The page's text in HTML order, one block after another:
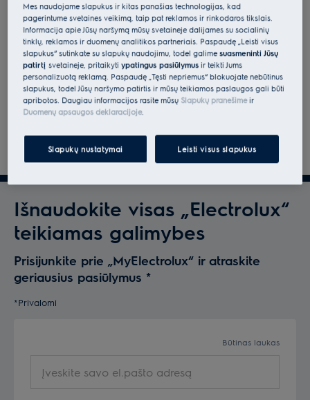
Išnaudokite visas „Electrolux“
teikiamas galimybes
Prisijunkite prie „MyElectrolux“ ir atraskite
geriausius pasiūlymus *
*Privalomi
Būtinas laukas
Mes naudojame slapukus ir kitas panašias technologijas, kad
pagerintume svetainės veikimą, taip pat reklamos ir rinkodaros tikslais.
Informacija apie Jūsų naršymą mūsų svetainėje dalijamės su socialinių
tinklų, reklamos ir duomenų analitikos partneriais. Paspaudę „Leisti visus
slapukus“ sutinkate su slapukų naudojimu, todėl galimesuasmeninti Jūsų
patirtįsvetainėje, pritaikytiypatingus pasiūlymus ir teikti Jums
personalizuotą reklamą. Paspaudę „Tęsti nepriėmus“ blokuojate nebūtinus
slapukus, todėl Jūsų naršymo patirtis ir mūsų teikiamos paslaugos gali būti
apribotos. Daugiau informacijos rasite mūsų Slapukų pranešimeir
Duomenų apsaugos deklaracijoje.
Slapukų nustatymai Leisti visus slapukus